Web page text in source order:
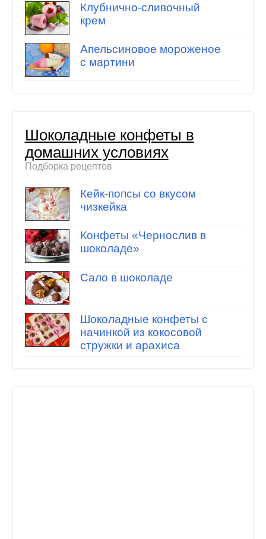
Клубнично-сливочный
крем
Апельсиновое мороженое
с мартини
Шоколадные конфеты в
домашних условиях
Подборка рецептов
Кейк-попсы со вкусом
чизкейка
Конфеты «Чернослив в
шоколаде»
Сало в шоколаде
Шоколадные конфеты с
начинкой из кокосовой
стружки и арахиса